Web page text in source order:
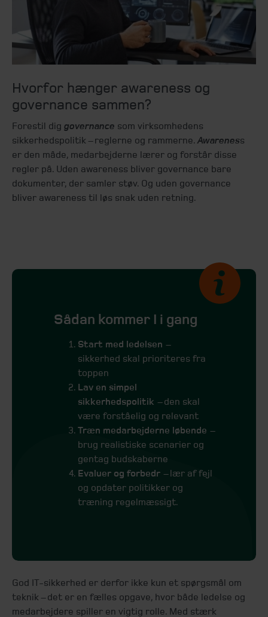
Hvorfor hænger awareness og
governance sammen?
Forestil dig governance som virksomhedens
sikkerhedspolitik – reglerne og rammerne. Awareness
er den måde, medarbejderne lærer og forstår disse
regler på. Uden awareness bliver governance bare
dokumenter, der samler støv. Og uden governance
bliver awareness til løs snak uden retning.
Sådan kommer I i gang
Start med ledelsen –
sikkerhed skal prioriteres fra
toppen
Lav en simpel
sikkerhedspolitik – den skal
være forståelig og relevant
Træn medarbejderne løbende –
brug realistiske scenarier og
gentag budskaberne
Evaluer og forbedr – lær af fejl
og opdater politikker og
træning regelmæssigt.
God IT-sikkerhed er derfor ikke kun et spørgsmål om
teknik – det er en fælles opgave, hvor både ledelse og
medarbejdere spiller en vigtig rolle. Med stærk